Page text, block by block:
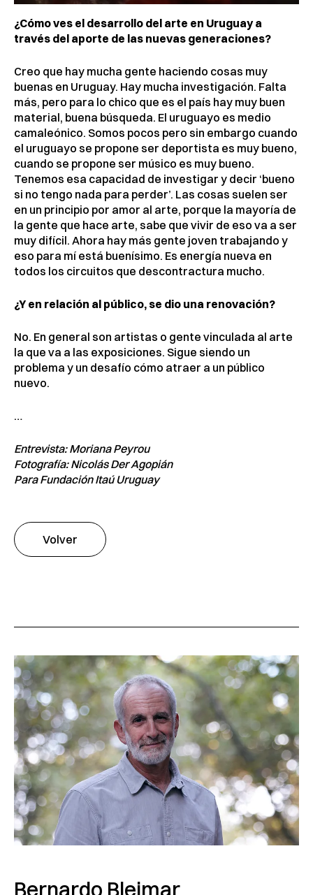
¿Cómo ves el desarrollo del arte en Uruguay a
través del aporte de las nuevas generaciones?
Creo que hay mucha gente haciendo cosas muy
buenas en Uruguay. Hay mucha investigación. Falta
más, pero para lo chico que es el país hay muy buen
material, buena búsqueda. El uruguayo es medio
camaleónico. Somos pocos pero sin embargo cuando
el uruguayo se propone ser deportista es muy bueno,
cuando se propone ser músico es muy bueno.
Tenemos esa capacidad de investigar y decir ‘bueno
si no tengo nada para perder’. Las cosas suelen ser
en un principio por amor al arte, porque la mayoría de
la gente que hace arte, sabe que vivir de eso va a ser
muy difícil. Ahora hay más gente joven trabajando y
eso para mí está buenísimo. Es energía nueva en
todos los circuitos que descontractura mucho.
¿Y en relación al público, se dio una renovación?
No. En general son artistas o gente vinculada al arte
la que va a las exposiciones. Sigue siendo un
problema y un desafío cómo atraer a un público
nuevo.
…
Entrevista: Moriana Peyrou
Fotografía: Nicolás Der Agopián
Para Fundación Itaú Uruguay
Volver
Bernardo Blejmar